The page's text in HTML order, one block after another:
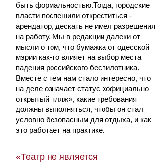
быть формальностью.Тогда, городские
власти поспешили откреститься -
арендатор, дескать не имел разрешения
на работу. Мы в редакции далеки от
мысли о том, что бумажка от одесской
мэрии как-то влияет на выбор места
падения российского беспилотника.
Вместе с тем нам стало интересно, что
на деле означает статус «официально
открытый пляж», какие требования
должны выполняться, чтобы он стал
условно безопасным для отдыха, и как
это работает на практике.
«Театр не является